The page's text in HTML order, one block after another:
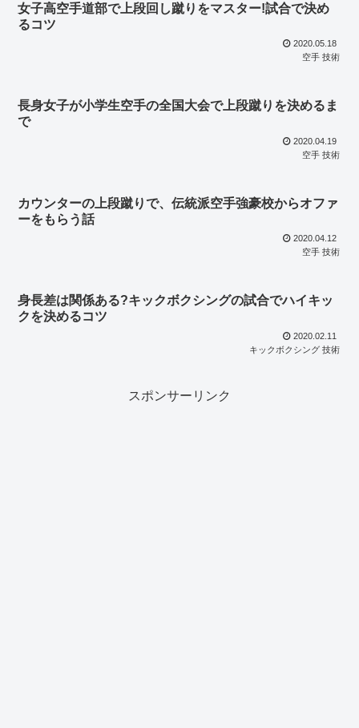
女子高空手道部で上段回し蹴りをマスター!試合で決め
るコツ
2020.05.18
空手 技術
長身女子が小学生空手の全国大会で上段蹴りを決めるま
で
2020.04.19
空手 技術
カウンターの上段蹴りで、伝統派空手強豪校からオファ
ーをもらう話
2020.04.12
空手 技術
身長差は関係ある?キックボクシングの試合でハイキッ
クを決めるコツ
2020.02.11
キックボクシング 技術
スポンサーリンク